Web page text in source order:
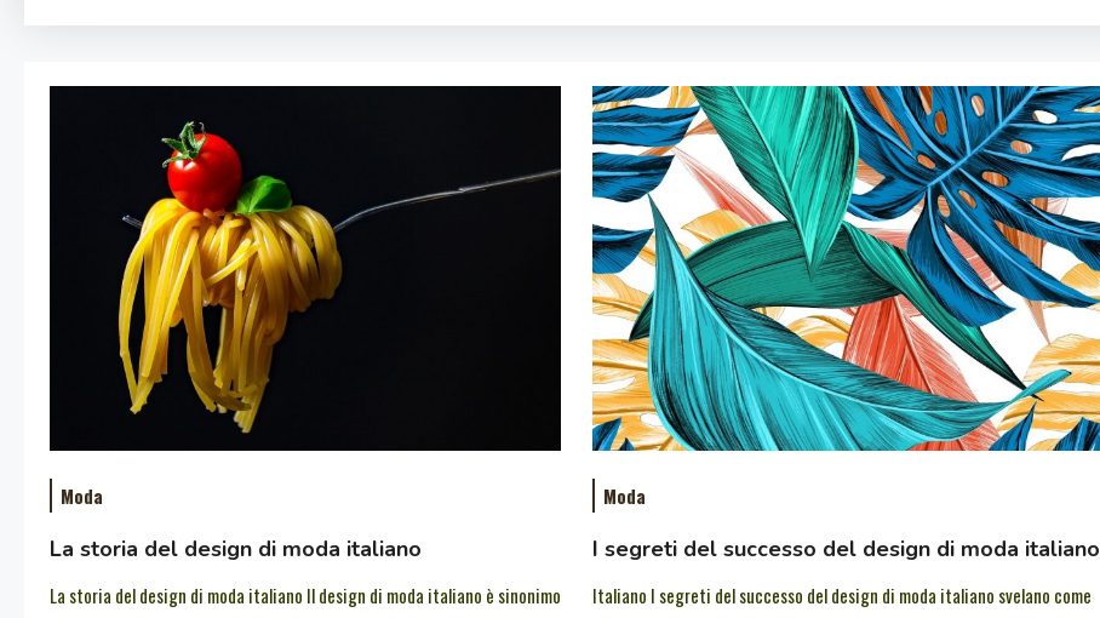
Moda
La storia del design di moda italiano
La storia del design di moda italiano Il design di moda italiano è sinonimo
Moda
I segreti del successo del design di moda italiano
Italiano I segreti del successo del design di moda italiano svelano come